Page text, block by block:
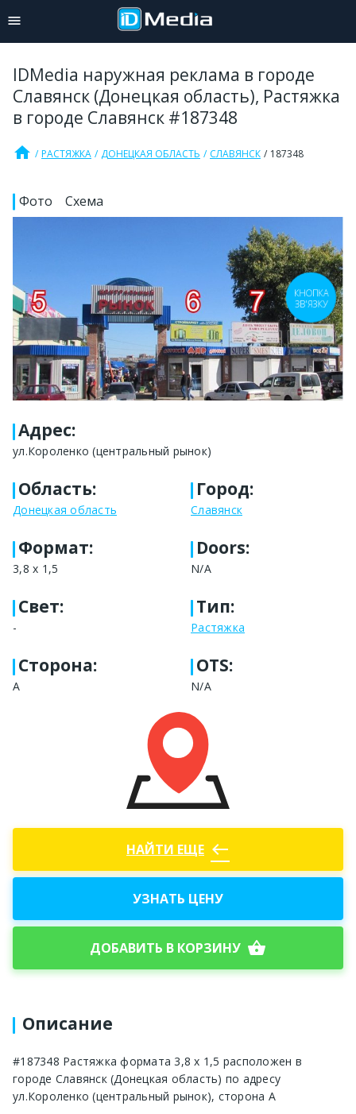
IDMedia наружная реклама в городе
Славянск (Донецкая область), Растяжка
в городе Славянск #187348
home РАСТЯЖКА ДОНЕЦКАЯ ОБЛАСТЬ СЛАВЯНСК 187348
Фото Схема
Адрес:
ул.Короленко (центральный рынок)
Область:
Донецкая область
Город:
Славянск
Формат:
3,8 х 1,5
Doors:
N/A
Свет:
-
Тип:
Растяжка
Сторона:
А
OTS:
N/A
НАЙТИ ЕЩЕ west
УЗНАТЬ ЦЕНУ
ДОБАВИТЬ В КОРЗИНУ shopping_basket
Описание
#187348 Растяжка формата 3,8 х 1,5 расположен в
городе Славянск (Донецкая область) по адресу
ул.Короленко (центральный рынок), сторона А
КНОПКА
ЗВ'ЯЗКУ